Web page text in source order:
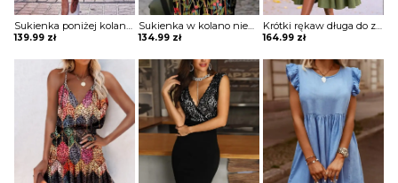
Sukienka poniżej kolan grochy kropki bufiaste długie rękawy bez dekoltu delikatnie falowana ściągana w talii Vuokko
139.99 zł
Sukienka w kolano niewielki V dekolt dopasowana luźna 3 4 prosty rękaw motyw kwiaty motyle Gusta
134.99 zł
Krótki rękaw długa do ziemi kołnierzyk wiązana pas z koła plisy guziki rozpinana casual sukienka Bertile
164.99 zł